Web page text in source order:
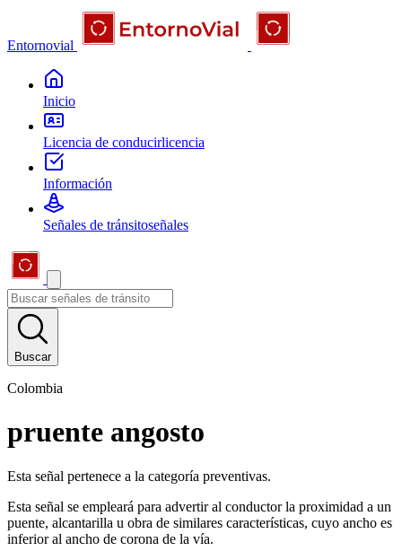
Entornovial
Inicio
Licencia de conducirlicencia
Información
Señales de tránsitoseñales
Buscar
Colombia
pruente angosto
Esta señal pertenece a la categoría preventivas.
Esta señal se empleará para advertir al conductor la proximidad a un
puente, alcantarilla u obra de similares características, cuyo ancho es
inferior al ancho de corona de la vía.